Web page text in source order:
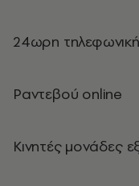
24ωρη
Ραντεβού online
Κινητές μονάδες